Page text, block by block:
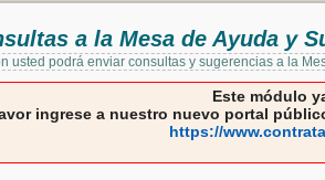
a la Mesa de Ayuda y
usted podrá enviar consultas y sugerencias a la
Este módulo
ingrese a nuestro nuevo portal
https://